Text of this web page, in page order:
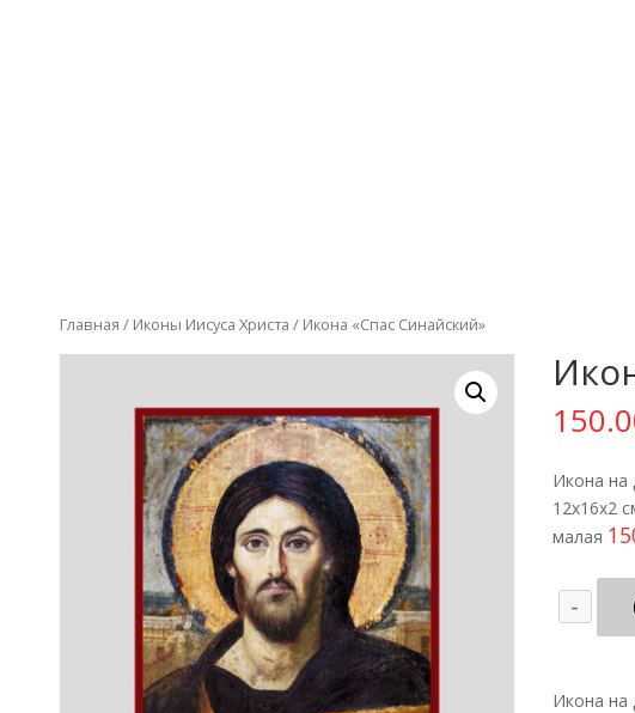
Главная / Иконы Иисуса Христа / Икона «Спас Синайский»
Икона на
12х16х2
малая
-
Икона на